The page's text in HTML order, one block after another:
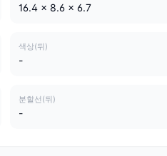
16.4 x 8.6 x 6.7
색상(뒤)
-
분할선(뒤)
-